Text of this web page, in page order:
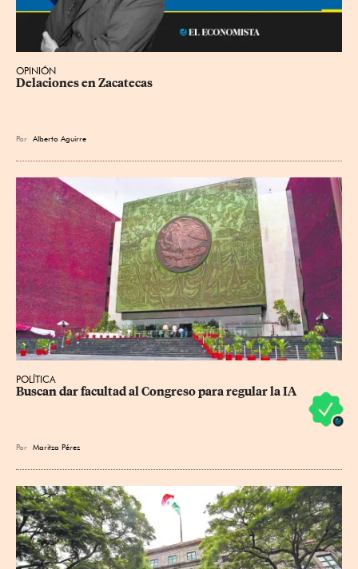
OPINIÓN
Delaciones en Zacatecas
Por Alberto Aguirre
POLÍTICA
Buscan dar facultad al Congreso para regular la IA
Por Maritza Pérez